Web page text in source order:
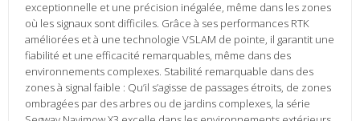
exceptionnelle et une précision inégalée, même dans les zones
où les signaux sont difficiles. Grâce à ses performances RTK
améliorées et à une technologie VSLAM de pointe, il garantit une
fiabilité et une efficacité remarquables, même dans des
environnements complexes. Stabilité remarquable dans des
zones à signal faible : Qu’il s’agisse de passages étroits, de zones
ombragées par des arbres ou de jardins complexes, la série